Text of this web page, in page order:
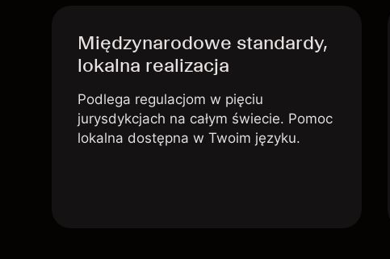
Międzynarodowe standardy,
lokalna realizacja
Podlega regulacjom w pięciu
jurysdykcjach na całym świecie. Pomoc
lokalna dostępna w Twoim języku.